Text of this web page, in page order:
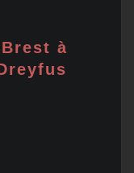
à